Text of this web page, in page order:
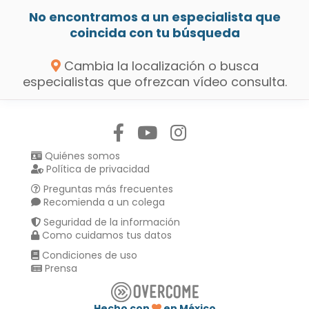
No encontramos a un especialista que
coincida con tu búsqueda
Cambia la localización o busca
especialistas que ofrezcan vídeo consulta.
Quiénes somos
Política de privacidad
Preguntas más frecuentes
Recomienda a un colega
Seguridad de la información
Como cuidamos tus datos
Condiciones de uso
Prensa